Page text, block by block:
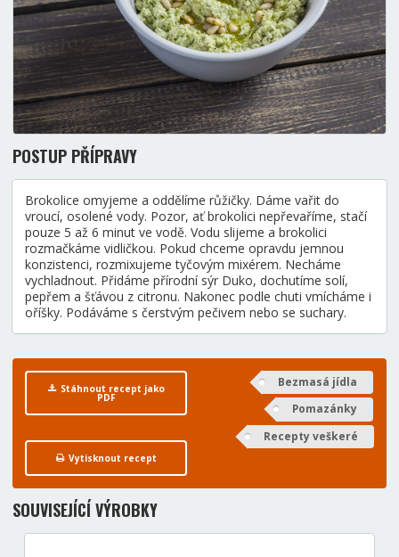
POSTUP PŘÍPRAVY
Brokolice omyjeme a oddělíme růžičky. Dáme vařit do
vroucí, osolené vody. Pozor, ať brokolici nepřevaříme, stačí
pouze 5 až 6 minut ve vodě. Vodu slijeme a brokolici
rozmačkáme vidličkou. Pokud chceme opravdu jemnou
konzistenci, rozmixujeme tyčovým mixérem. Necháme
vychladnout. Přidáme přírodní sýr Duko, dochutíme solí,
pepřem a šťávou z citronu. Nakonec podle chuti vmícháme i
oříšky. Podáváme s čerstvým pečivem nebo se suchary.
Stáhnout recept jako
PDF
Vytisknout recept
Bezmasá jídla
Pomazánky
Recepty veškeré
SOUVISEJÍCÍ VÝROBKY